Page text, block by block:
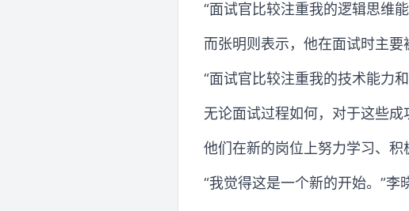
“面试官比较注重我的逻辑思维
而张明则表示，他在面试时主要
“面试官比较注重我的技术能力
无论面试过程如何，对于这些成
他们在新的岗位上努力学习、积
“我觉得这是一个新的开始。”李